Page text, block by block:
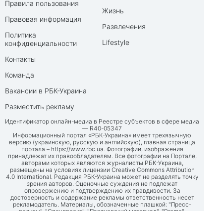
Правила пользования
Правовая информация
Политика
конфиденциальности
Контакты
Команда
Вакансии в РБК-Украина
Разместить рекламу
Жизнь
Развлечения
Lifestyle
Идентификатор онлайн-медиа в Реестре субъектов в сфере медиа
— R40-05347
Информационный портал «РБК-Украина» имеет трехязычную
версию (украинскую, русскую и английскую), главная страница
портала – https://www.rbc.ua. Фотографии, изображения
принадлежат их правообладателям. Все фотографии на Портале,
авторами которых являются журналисты РБК-Украина,
размещены на условиях лицензии Creative Commons Attribution
4.0 International. Редакция РБК-Украина может не разделять точку
зрения авторов. Оценочные суждения не подлежат
опровержению и подтверждению их правдивости. За
достоверность и содержание рекламы ответственность несет
рекламодатель. Материалы, обозначенные плашкой: "Пресс-